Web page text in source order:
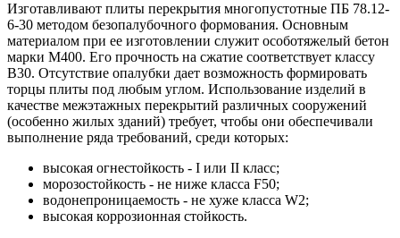
Изготавливают плиты перекрытия многопустотные ПБ 78.12-
6-30 методом безопалубочного формования. Основным
материалом при ее изготовлении служит особотяжелый бетон
марки М400. Его прочность на сжатие соответствует классу
В30. Отсутствие опалубки дает возможность формировать
торцы плиты под любым углом. Использование изделий в
качестве межэтажных перекрытий различных сооружений
(особенно жилых зданий) требует, чтобы они обеспечивали
выполнение ряда требований, среди которых:
высокая огнестойкость - I или II класс;
морозостойкость - не ниже класса F50;
водонепроницаемость - не хуже класса W2;
высокая коррозионная стойкость.